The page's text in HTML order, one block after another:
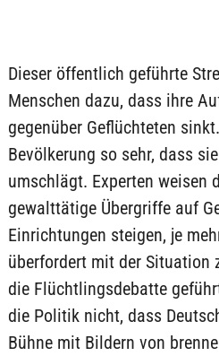
Dieser öffentlich geführte
Menschen dazu, dass ihre
gegenüber Geflüchteten
Bevölkerung so sehr, dass
umschlägt. Experten weisen
gewalttätige Übergriffe auf
Einrichtungen steigen, je
überfordert mit der Situation
die Flüchtlingsdebatte
die Politik nicht, dass
Bühne mit Bildern von